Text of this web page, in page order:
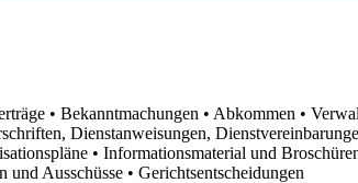
• Bekanntmachungen • Abkommen •
Dienstanweisungen,
• Informationsmaterial und
und Ausschüsse • Gerichtsentscheidungen